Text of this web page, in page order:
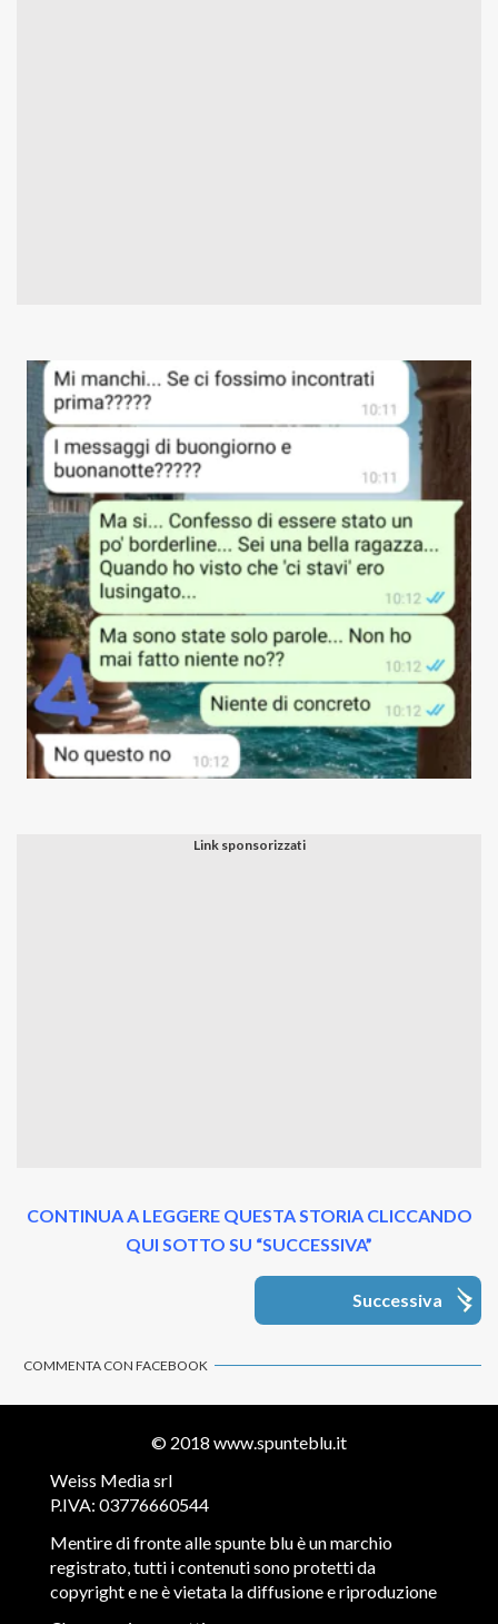
CONTINUA A LEGGERE QUESTA STORIA CLICCANDO
QUI SOTTO SU “SUCCESSIVA”
Successiva
COMMENTA CON FACEBOOK
© 2018 www.spunteblu.it
Weiss Media srl
P.IVA: 03776660544
Mentire di fronte alle spunte blu è un marchio
registrato, tutti i contenuti sono protetti da
copyright e ne è vietata la diffusione e riproduzione